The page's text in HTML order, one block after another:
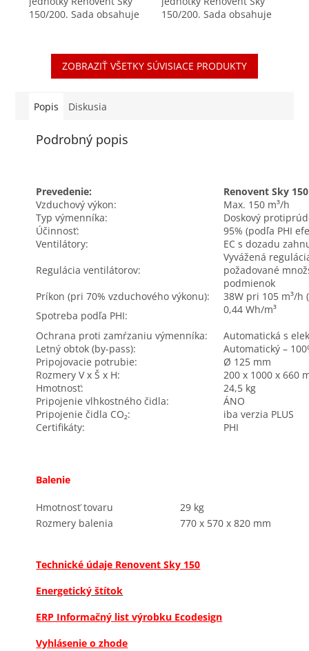
150/200. Sada obsahuje
častice väčšie ako 10-
200 μm. ...
150/200. Sada obsahuje
Coarse (prachové filtre
G3 / G4)...
ZOBRAZIŤ VŠETKY SÚVISIACE PRODUKTY
Popis Diskusia
Podrobný popis
Prevedenie:
Renovent Sky 150
Vzduchový výkon:
Max. 150 m³/h
Typ výmenníka:
Doskový
Účinnosť:
95% (podľa PHI
Ventilátory:
EC s dozadu
Regulácia ventilátorov:
Vyvážená
požadované
podmienok
Príkon (pri 70% vzduchového výkonu):
38W pri 105 m³/h
Spotreba podľa PHI:
0,44 Wh/m³
Ochrana proti zamŕzaniu výmenníka:
Automatická s
Letný obtok (by-pass):
Automatický –
Pripojovacie potrubie:
Ø 125 mm
Rozmery V x Š x H:
200 x 1000 x 660
Hmotnosť:
24,5 kg
Pripojenie vlhkostného čidla:
ÁNO
Pripojenie čidla CO₂:
iba verzia PLUS
Certifikáty:
PHI
Balenie
Hmotnosť tovaru
29 kg
Rozmery balenia
770 x 570 x 820 mm
Technické údaje Renovent Sky 150
Energetický štítok
ERP Informačný list výrobku Ecodesign
Vyhlásenie o zhode